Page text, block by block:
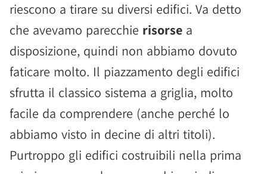
riescono a tirare su diversi edifici. Va detto
che avevamo parecchie risorse a
disposizione, quindi non abbiamo dovuto
faticare molto. Il piazzamento degli edifici
sfrutta il classico sistema a griglia, molto
facile da comprendere (anche perché lo
abbiamo visto in decine di altri titoli).
Purtroppo gli edifici costruibili nella prima